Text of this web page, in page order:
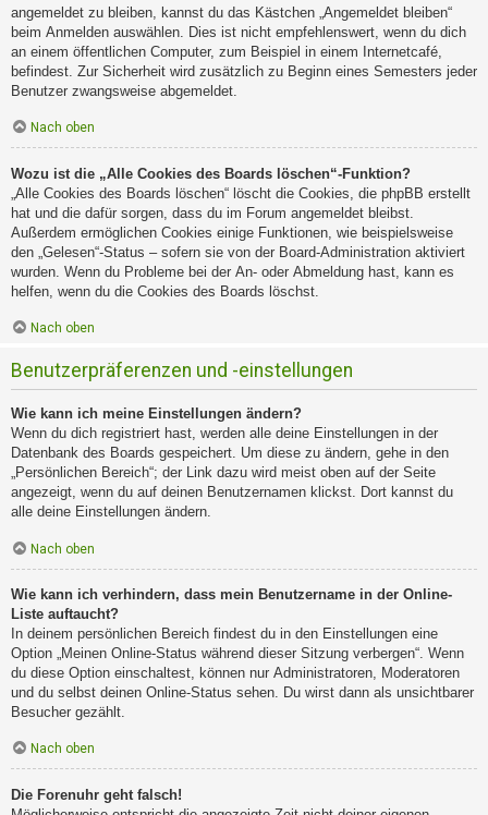
angemeldet zu bleiben, kannst du das Kästchen „Angemeldet bleiben“
beim Anmelden auswählen. Dies ist nicht empfehlenswert, wenn du dich
an einem öffentlichen Computer, zum Beispiel in einem Internetcafé,
befindest. Zur Sicherheit wird zusätzlich zu Beginn eines Semesters jeder
Benutzer zwangsweise abgemeldet.
Nach oben
Wozu ist die „Alle Cookies des Boards löschen“-Funktion?
„Alle Cookies des Boards löschen“ löscht die Cookies, die phpBB erstellt
hat und die dafür sorgen, dass du im Forum angemeldet bleibst.
Außerdem ermöglichen Cookies einige Funktionen, wie beispielsweise
den „Gelesen“-Status – sofern sie von der Board-Administration aktiviert
wurden. Wenn du Probleme bei der An- oder Abmeldung hast, kann es
helfen, wenn du die Cookies des Boards löschst.
Nach oben
Benutzerpräferenzen und -einstellungen
Wie kann ich meine Einstellungen ändern?
Wenn du dich registriert hast, werden alle deine Einstellungen in der
Datenbank des Boards gespeichert. Um diese zu ändern, gehe in den
„Persönlichen Bereich“; der Link dazu wird meist oben auf der Seite
angezeigt, wenn du auf deinen Benutzernamen klickst. Dort kannst du
alle deine Einstellungen ändern.
Nach oben
Wie kann ich verhindern, dass mein Benutzername in der Online-
Liste auftaucht?
In deinem persönlichen Bereich findest du in den Einstellungen eine
Option „Meinen Online-Status während dieser Sitzung verbergen“. Wenn
du diese Option einschaltest, können nur Administratoren, Moderatoren
und du selbst deinen Online-Status sehen. Du wirst dann als unsichtbarer
Besucher gezählt.
Nach oben
Die Forenuhr geht falsch!